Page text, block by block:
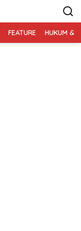
FEATURE HUKUM &